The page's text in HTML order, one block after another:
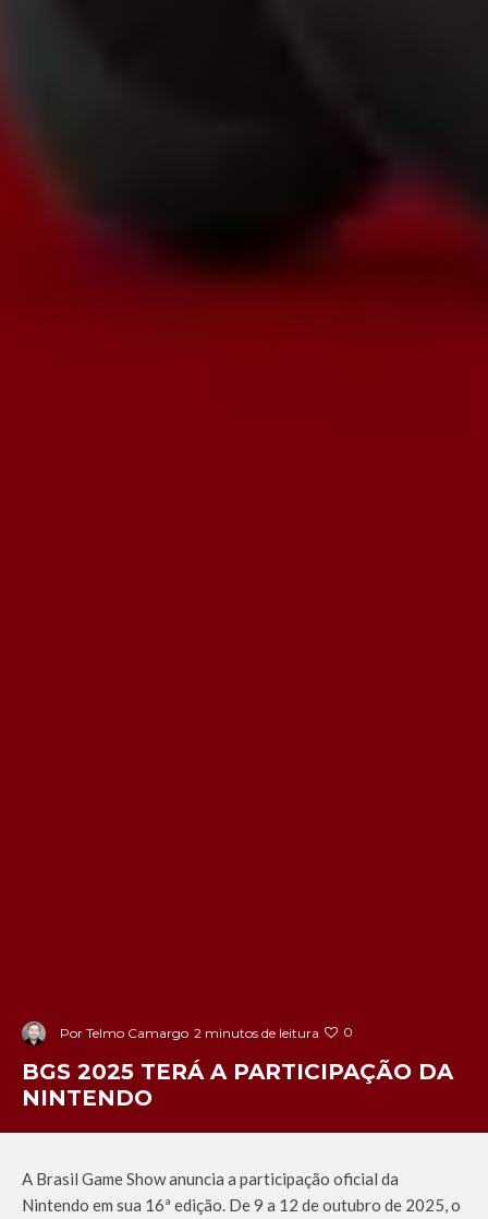
Por Telmo Camargo 2 minutos de leitura 0
BGS 2025 TERÁ A PARTICIPAÇÃO DA
NINTENDO
A Brasil Game Show anuncia a participação oficial da
Nintendo em sua 16ª edição. De 9 a 12 de outubro de 2025, o